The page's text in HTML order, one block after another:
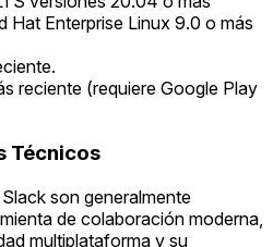
Hat Enterprise Linux 9.0 o más
reciente (requiere Google Play
Técnicos
son generalmente
de colaboración moderna,
multiplataforma y su